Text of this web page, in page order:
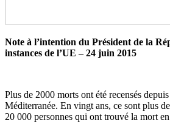
Note à l’intention du Président de la
instances de l’UE – 24 juin 2015
Plus de 2000 morts ont été recensés
Méditerranée. En vingt ans, ce sont plus de
20 000 personnes qui ont trouvé la mort